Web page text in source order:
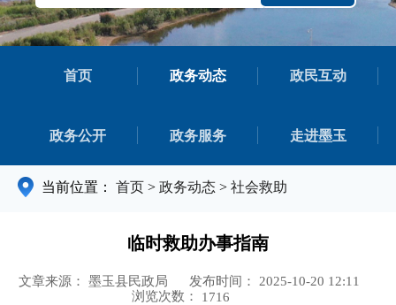
首页 政务动态 政民互动
政务公开 政务服务 走进墨玉
当前位置： 首页 > 政务动态 > 社会救助
临时救助办事指南
文章来源： 墨玉县民政局
发布时间： 2025-10-20 12:11
浏览次数： 1716